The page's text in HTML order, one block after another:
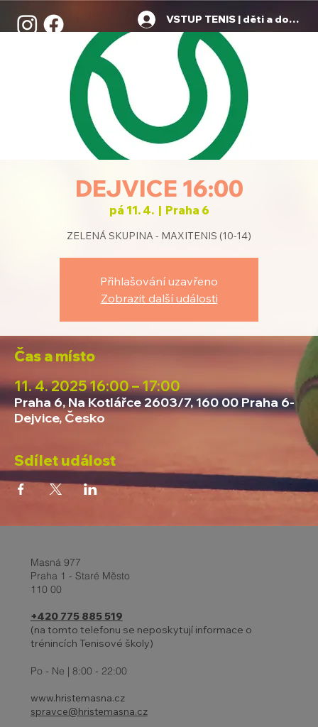
VSTUP TENIS | děti a dospělí
DEJVICE 16:00
pá 11. 4.
  |
Praha 6
ZELENÁ SKUPINA - MAXITENIS (10-14)
Přihlašování uzavřeno
Zobrazit další události
Čas a místo
11. 4. 2025 16:00 – 17:00
Praha 6, Na Kotlářce 2603/7, 160 00 Praha 6-
Dejvice, Česko
Sdílet událost
Masná 977
Praha 1 - Staré Město
110 00
+420 775 885 519
(na tomto telefonu se neposkytují informace o
trénincích Tenisové školy)
Po - Ne | 8:00 - 22:00
www.hristemasna.cz
spravce@hristemasna.cz